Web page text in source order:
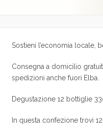
Sostieni l’economia locale,
Consegna a domicilio
spedizioni anche fuori Elba.
Degustazione 12 bottiglie
In questa confezione trovi